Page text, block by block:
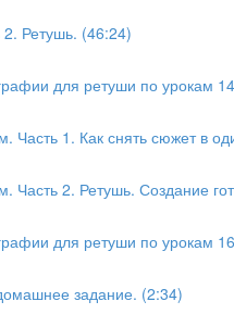
Ретушь. (46:24)
для ретуши по урокам
1. Как снять сюжет в
Часть 2. Ретушь. Создание
для ретуши по урокам
задание. (2:34)